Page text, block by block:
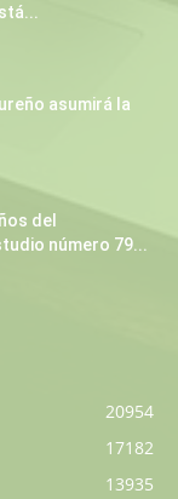
asumirá la
del
número 79...
20954
17182
13935